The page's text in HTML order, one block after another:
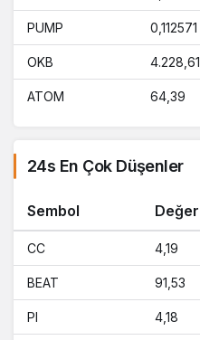
PUMP 0,112571
OKB 4.228,61
ATOM 64,39
24s En Çok Düşenler
Sembol Değer
CC 4,19
BEAT 91,53
PI 4,18